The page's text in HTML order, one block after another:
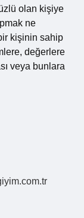
olan kişiye
ne
kişinin sahip
değerlere
veya bunlara